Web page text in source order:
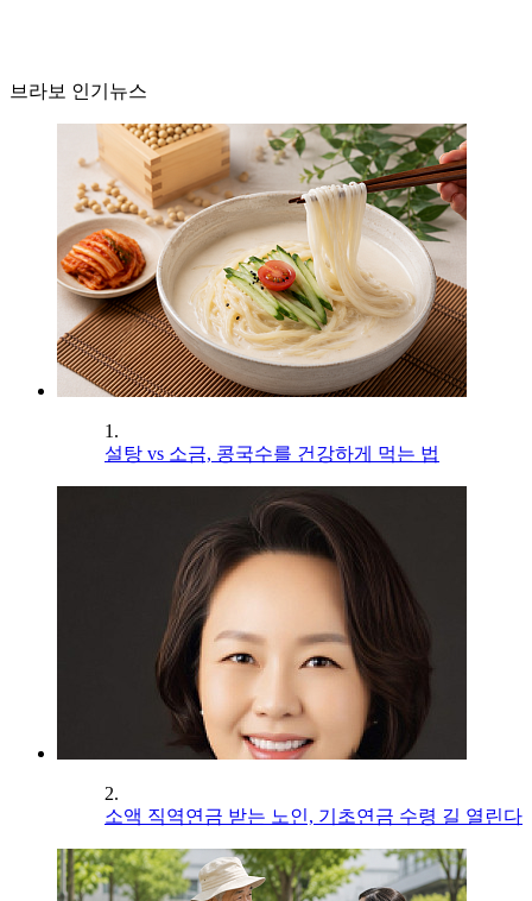
브라보 인기뉴스
1.
설탕 vs 소금, 콩국수를 건강하게 먹는 법
2.
소액 직역연금 받는 노인, 기초연금 수령 길 열린다